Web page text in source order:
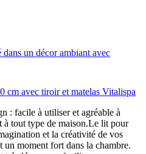
cm avec tiroir et matelas Vitalispa
: facile à utiliser et agréable à
à tout type de maison.Le lit pour
et la créativité de vos
un moment fort dans la chambre.